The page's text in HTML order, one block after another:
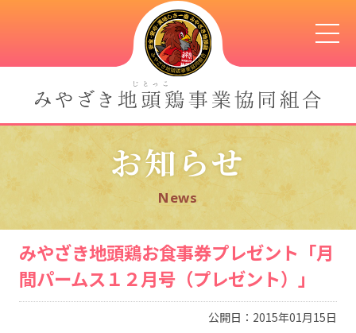
お知らせ
News
みやざき地頭鶏お食事券プレゼント「月
間パームス１２月号（プレゼント）」
公開日：2015年01月15日